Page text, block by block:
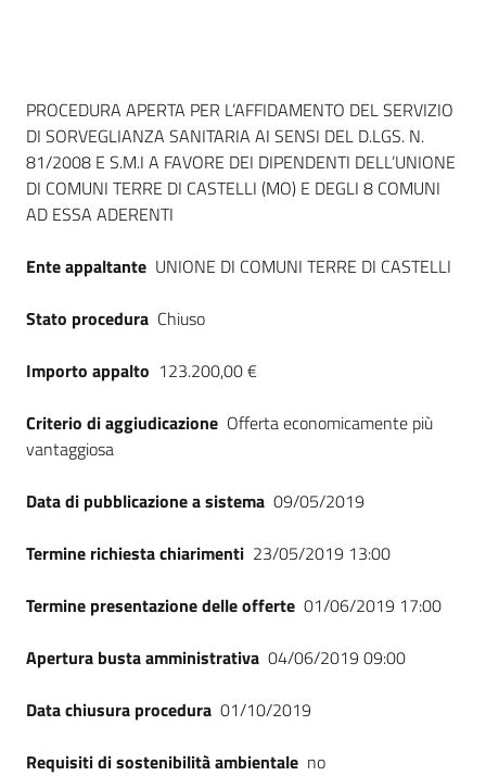
English
site
Seguici
Dati del bando
PROCEDURA APERTA PER L’AFFIDAMENTO DEL SERVIZIO
DI SORVEGLIANZA SANITARIA AI SENSI DEL D.LGS. N.
81/2008 E S.M.I A FAVORE DEI DIPENDENTI DELL’UNIONE
DI COMUNI TERRE DI CASTELLI (MO) E DEGLI 8 COMUNI
AD ESSA ADERENTI
Ente appaltante UNIONE DI COMUNI TERRE DI CASTELLI
Stato procedura Chiuso
Importo appalto 123.200,00 €
Criterio di aggiudicazione Offerta economicamente più
vantaggiosa
Data di pubblicazione a sistema 09/05/2019
Termine richiesta chiarimenti 23/05/2019 13:00
Termine presentazione delle offerte 01/06/2019 17:00
Apertura busta amministrativa 04/06/2019 09:00
Data chiusura procedura 01/10/2019
Requisiti di sostenibilità ambientale no